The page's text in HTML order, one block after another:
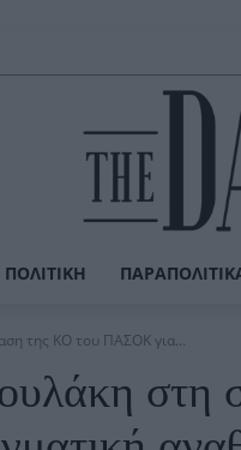
ΠΟΛΙΤΙΚΉ
της ΚΟ του ΠΑΣΟΚ για...
στη